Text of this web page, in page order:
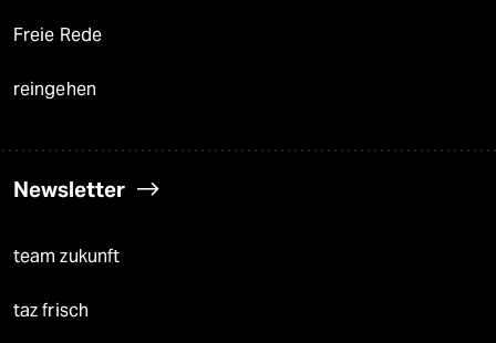
Freie Rede
reingehen
Newsletter
team zukunft
taz frisch